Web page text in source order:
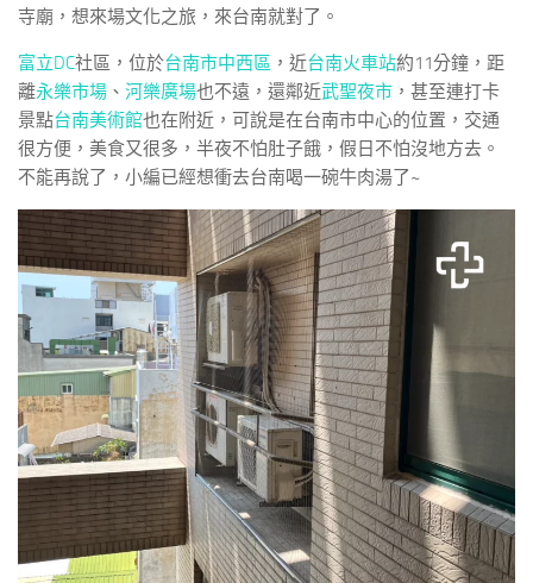
寺廟，想來場文化之旅，來台南就對了。
富立DC社區，位於台南市中西區 ，近台南火車站約11分鐘，距
離永樂市場 、 河樂廣場也不遠，還鄰近武聖夜市 ，甚至連打卡
景點台南美術館也在附近，可說是在台南市中心的位置，交通
很方便，美食又很多，半夜不怕肚子餓，假日不怕沒地方去。
不能再說了，小編已經想衝去台南喝一碗牛肉湯了~